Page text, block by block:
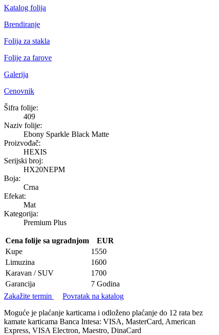
Katalog folija
Brendiranje
Folija za stakla
Folije za farove
Galerija
Cenovnik
Ebony Sparkle Black Matte
Šifra folije:
409
Naziv folije:
Ebony Sparkle Black Matte
Proizvođač:
HEXIS
Serijski broj:
HX20NEPM
Boja:
Crna
Efekat:
Mat
Kategorija:
Premium Plus
Cena folije sa ugradnjom
EUR
Kupe
1550
Limuzina
1600
Karavan / SUV
1700
Garancija
7 Godina
Zakažite termin
Povratak na katalog
Moguće je plaćanje karticama i odloženo plaćanje do 12 rata bez
kamate karticama Banca Intesa: VISA, MasterCard, American
Express, VISA Electron, Maestro, DinaCard